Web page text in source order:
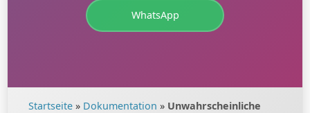
WhatsApp
Startseite » Dokumentation » Unwahrscheinliche